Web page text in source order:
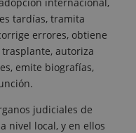
tardías, tramita
errores, obtiene
autoriza
emite biografías,
judiciales de
nivel local, y en ellos